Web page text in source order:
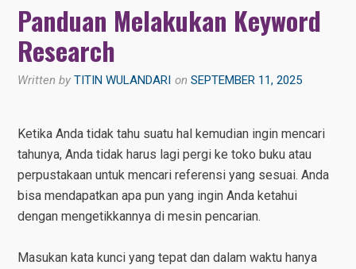
Panduan Melakukan Keyword
Research
Written byTITIN WULANDARI onSEPTEMBER 11, 2025
Ketika Anda tidak tahu suatu hal kemudian ingin mencari
tahunya, Anda tidak harus lagi pergi ke toko buku atau
perpustakaan untuk mencari referensi yang sesuai. Anda
bisa mendapatkan apa pun yang ingin Anda ketahui
dengan mengetikkannya di mesin pencarian.
Masukan kata kunci yang tepat dan dalam waktu hanya